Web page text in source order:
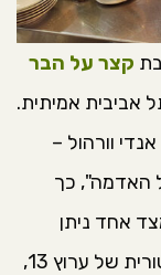
קצר על הבר
אביבית אמיתית.
וורהול –
האדמה", כך
אחד ניתן
לראות אותה זורחת בטלוויזיה בתור המנטורית של ערוץ 13,